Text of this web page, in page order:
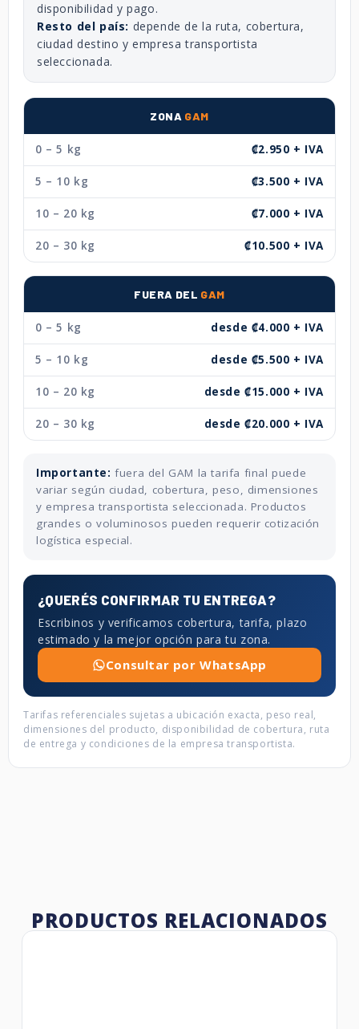
disponibilidad y pago.
Resto del país: depende de la ruta, cobertura,
ciudad destino y empresa transportista
seleccionada.
ZONA GAM
0 – 5 kg ₡2.950 + IVA
5 – 10 kg ₡3.500 + IVA
10 – 20 kg ₡7.000 + IVA
20 – 30 kg ₡10.500 + IVA
FUERA DEL GAM
0 – 5 kg desde ₡4.000 + IVA
5 – 10 kg desde ₡5.500 + IVA
10 – 20 kg desde ₡15.000 + IVA
20 – 30 kg desde ₡20.000 + IVA
Importante: fuera del GAM la tarifa final puede
variar según ciudad, cobertura, peso, dimensiones
y empresa transportista seleccionada. Productos
grandes o voluminosos pueden requerir cotización
logística especial.
¿QUERÉS CONFIRMAR TU ENTREGA?
Escribinos y verificamos cobertura, tarifa, plazo
estimado y la mejor opción para tu zona.
Consultar por WhatsApp
Tarifas referenciales sujetas a ubicación exacta, peso real,
dimensiones del producto, disponibilidad de cobertura, ruta
de entrega y condiciones de la empresa transportista.
PRODUCTOS RELACIONADOS